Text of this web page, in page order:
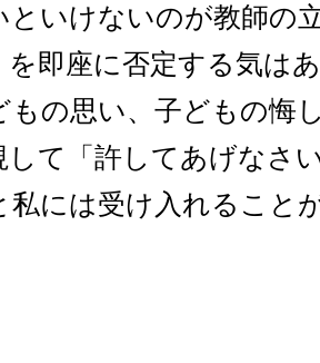
といけないのが教師の
を即座に否定する気は
もの思い、子どもの悔
して「許してあげなさ
私には受け入れること